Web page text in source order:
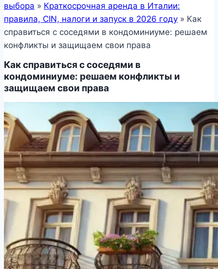
выбора » Краткосрочная аренда в Италии:
правила, CIN, налоги и запуск в 2026 году » Как
справиться с соседями в кондоминиуме: решаем
конфликты и защищаем свои права
Как справиться с соседями в
кондоминиуме: решаем конфликты и
защищаем свои права